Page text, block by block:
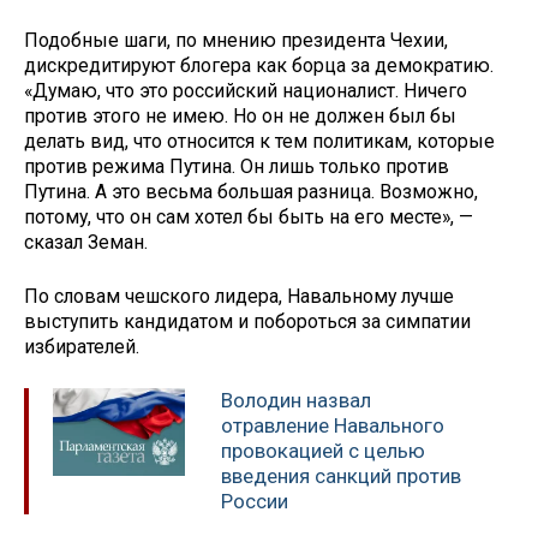
Подобные шаги, по мнению президента Чехии,
дискредитируют блогера как борца за демократию.
«Думаю, что это российский националист. Ничего
против этого не имею. Но он не должен был бы
делать вид, что относится к тем политикам, которые
против режима Путина. Он лишь только против
Путина. А это весьма большая разница. Возможно,
потому, что он сам хотел бы быть на его месте», —
сказал Земан.
По словам чешского лидера, Навальному лучше
выступить кандидатом и побороться за симпатии
избирателей.
Володин назвал
отравление Навального
провокацией с целью
введения санкций против
России